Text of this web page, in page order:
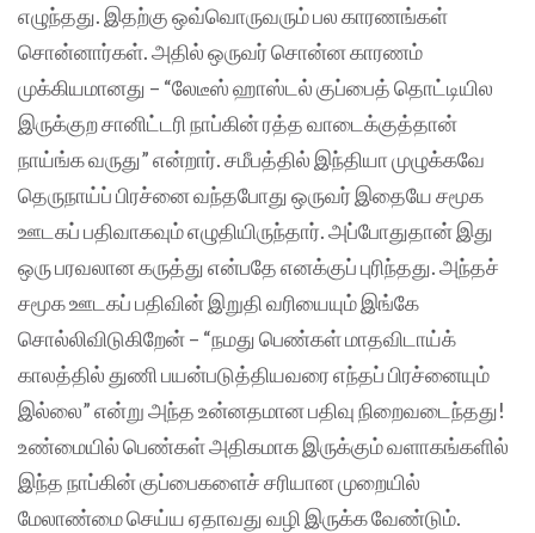
எழுந்தது. இதற்கு ஒவ்வொருவரும் பல காரணங்கள்
சொன்னார்கள். அதில் ஒருவர் சொன்ன காரணம்
முக்கியமானது – “லேடீஸ் ஹாஸ்டல் குப்பைத் தொட்டியில
இருக்குற சானிட்டரி நாப்கின் ரத்த வாடைக்குத்தான்
நாய்ங்க வருது” என்றார். சமீபத்தில் இந்தியா முழுக்கவே
தெருநாய்ப் பிரச்னை வந்தபோது ஒருவர் இதையே சமூக
ஊடகப் பதிவாகவும் எழுதியிருந்தார். அப்போதுதான் இது
ஒரு பரவலான கருத்து என்பதே எனக்குப் புரிந்தது. அந்தச்
சமூக ஊடகப் பதிவின் இறுதி வரியையும் இங்கே
சொல்லிவிடுகிறேன் – “நமது பெண்கள் மாதவிடாய்க்
காலத்தில் துணி பயன்படுத்தியவரை எந்தப் பிரச்னையும்
இல்லை” என்று அந்த உன்னதமான பதிவு நிறைவடைந்தது!
உண்மையில் பெண்கள் அதிகமாக இருக்கும் வளாகங்களில்
இந்த நாப்கின் குப்பைகளைச் சரியான முறையில்
மேலாண்மை செய்ய ஏதாவது வழி இருக்க வேண்டும்.